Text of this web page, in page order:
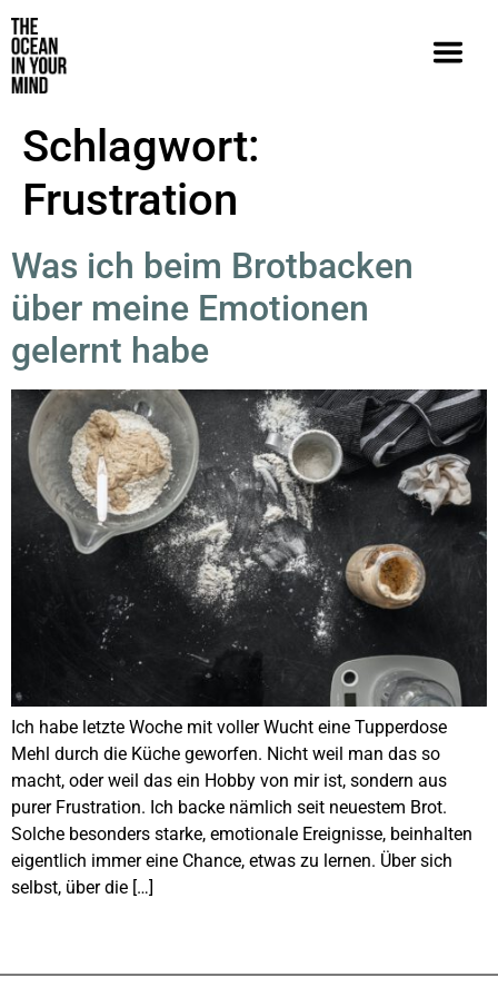
Schlagwort:
Frustration
Was ich beim Brotbacken
über meine Emotionen
gelernt habe
Ich habe letzte Woche mit voller Wucht eine Tupperdose
Mehl durch die Küche geworfen. Nicht weil man das so
macht, oder weil das ein Hobby von mir ist, sondern aus
purer Frustration. Ich backe nämlich seit neuestem Brot.
Solche besonders starke, emotionale Ereignisse, beinhalten
eigentlich immer eine Chance, etwas zu lernen. Über sich
selbst, über die […]